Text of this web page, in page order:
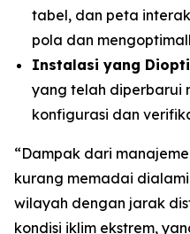
tabel, dan peta
pola dan
Instalasi yang
yang telah diperbarui
konfigurasi dan
“Dampak dari
kurang memadai
wilayah dengan jarak
kondisi iklim ekstrem,